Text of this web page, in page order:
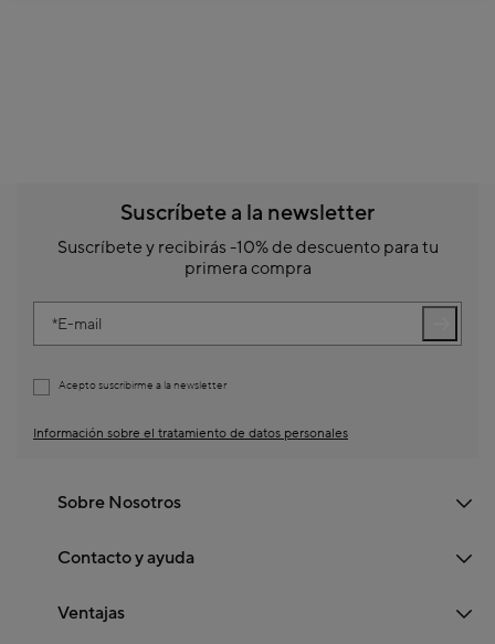
Suscríbete a la newsletter
Suscríbete y recibirás -10% de descuento para tu
primera compra
E-mail
Acepto suscribirme a la newsletter
Información sobre el tratamiento de datos personales
Sobre Nosotros
Contacto y ayuda
Ventajas